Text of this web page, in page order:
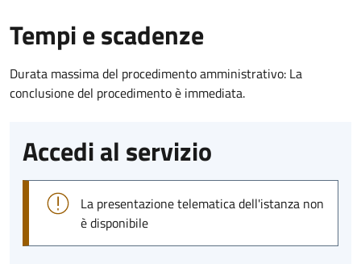
Tempi e scadenze
Durata massima del procedimento amministrativo: La
conclusione del procedimento è immediata.
Accedi al servizio
La presentazione telematica dell'istanza non
è disponibile